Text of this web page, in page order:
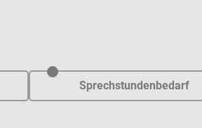
Sprechstundenbedarf